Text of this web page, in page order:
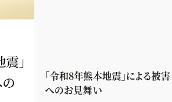
「令和8年熊本地震」による被害
へのお見舞い